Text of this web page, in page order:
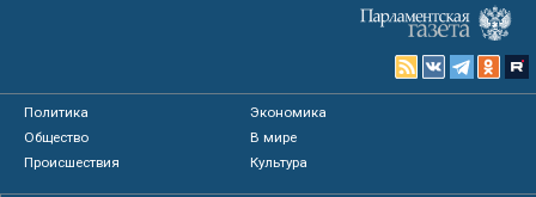
Политика
Экономика
Общество
В мире
Происшествия
Культура